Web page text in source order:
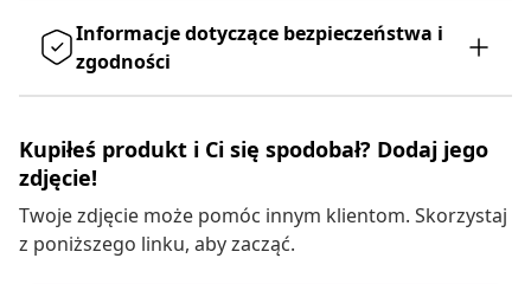
Informacje dotyczące bezpieczeństwa i
zgodności
Kupiłeś produkt i Ci się spodobał? Dodaj jego
zdjęcie!
Twoje zdjęcie może pomóc innym klientom. Skorzystaj
z poniższego linku, aby zacząć.